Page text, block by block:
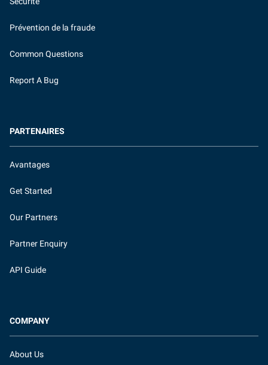
Prévention de la fraude
Common Questions
Report A Bug
PARTENAIRES
Avantages
Get Started
Our Partners
Partner Enquiry
API Guide
COMPANY
About Us